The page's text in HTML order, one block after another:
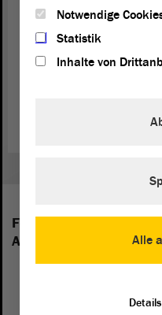
Berater des Soldan-Moot-
Rehabilitation von Menschen
(FST) e. V. (MLU).
Folgende Fraktionen
Anhalt vertreten:
Notwendige
Statistik
Inhalte von
Alle